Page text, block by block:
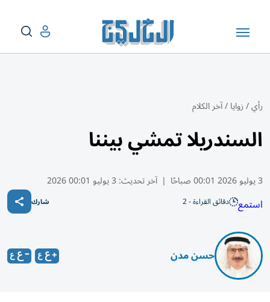
رأي/زوايا/آخر الكلام
السندريلا تمشي بيننا
3 يوليو 2026 00:01 صباحًا | آخر تحديث: 3 يوليو 00:01 2026
استمع دقائق القراءة - 2 شارك
حسن مدن